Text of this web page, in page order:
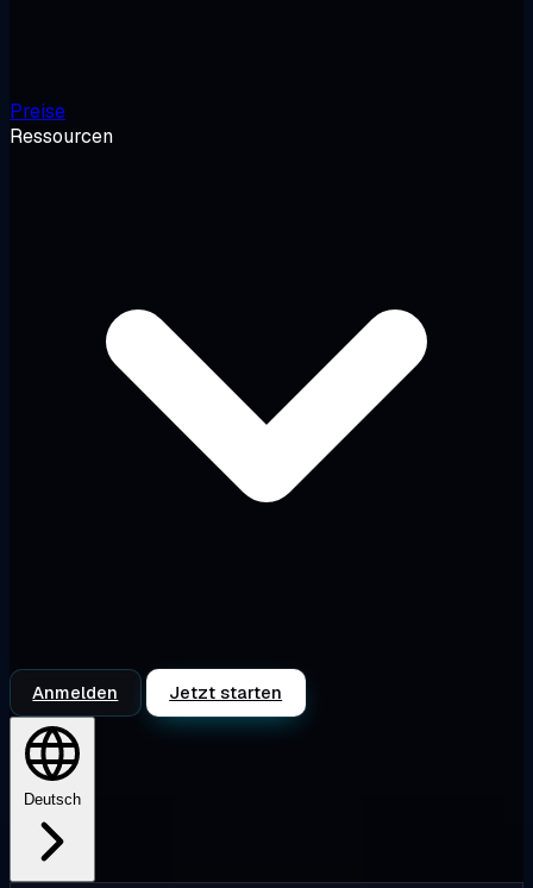
Preise
Ressourcen
Anmelden Jetzt starten
Deutsch